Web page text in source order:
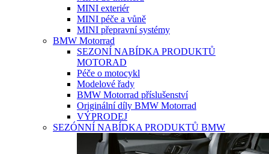
MINI exteriér
MINI péče a vůně
MINI přepravní systémy
BMW Motorrad
SEZONÍ NABÍDKA PRODUKTŮ
MOTORAD
Péče o motocykl
Modelové řady
BMW Motorrad příslušenství
Originální díly BMW Motorrad
VÝPRODEJ
SEZÓNNÍ NABÍDKA PRODUKTŮ BMW